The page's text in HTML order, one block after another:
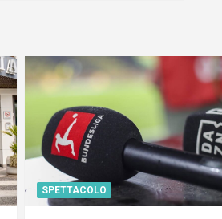
SPETTACOLO